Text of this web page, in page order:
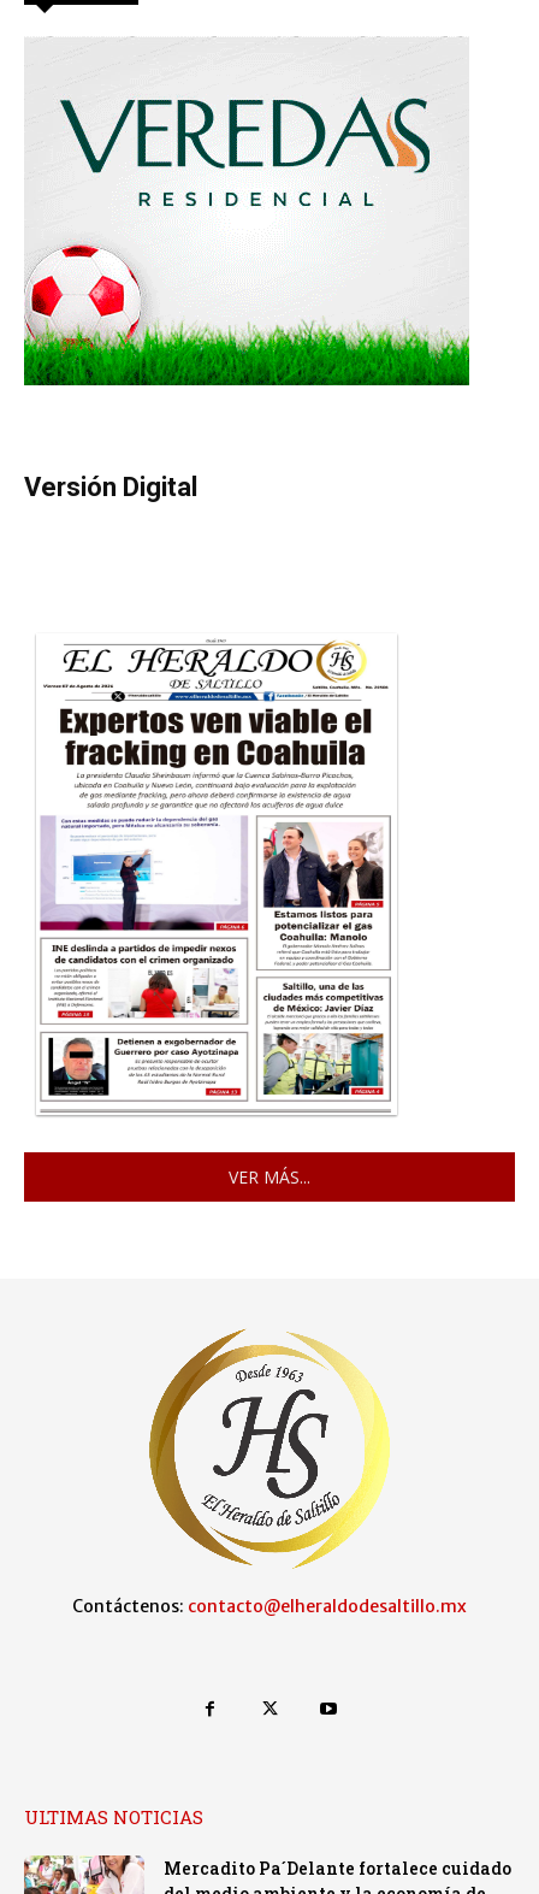
Versión Digital
VER MÁS...
Contáctenos: contacto@elheraldodesaltillo.mx
ULTIMAS NOTICIAS
Mercadito Pa´Delante fortalece cuidado